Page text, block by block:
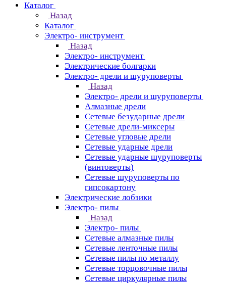
Каталог
Назад
Каталог
Электро- инструмент
Назад
Электро- инструмент
Электрические болгарки
Электро- дрели и шуруповерты
Назад
Электро- дрели и шуруповерты
Алмазные дрели
Сетевые безударные дрели
Сетевые дрели-миксеры
Сетевые угловые дрели
Сетевые ударные дрели
Сетевые ударные шуруповерты
(винтоверты)
Сетевые шуруповерты по
гипсокартону
Электрические лобзики
Электро- пилы
Назад
Электро- пилы
Сетевые алмазные пилы
Сетевые ленточные пилы
Сетевые пилы по металлу
Сетевые торцовочные пилы
Сетевые циркулярные пилы